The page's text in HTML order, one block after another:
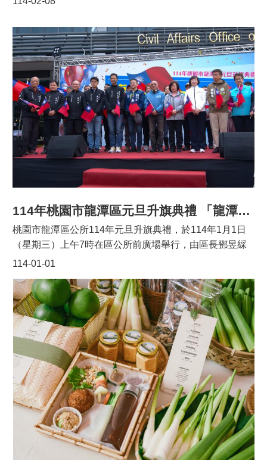
透過此次活動傳遞溫馨與感恩，也喚起社會大眾珍惜與母
為：鍾福妹、翁萬玉英、鄒悅子、楊鍾金銀、秦陳蘭桂、
陳靜妹、古黃初美、徐金桂、林邱瑞蓉、姜桂香、鄒貴
英、羅秀菊、張鄧雪娥、吳芳坪、許彩蓮、陳朱玉雲、周
梅英、潘金枝、鍾吳双鳳、宋秋榮、劉羿蘭、閻淑琴、魏
袁明春、袁雪華、古晏眉、邱春媛、秦葉秋芬、羅秀麟、
謝素美、江束霞、梁秋香、謝榕昀。 桃園市政府長期重視
婦女權益與家庭福祉，並積極依循聯合國永續發展目標
（SDGs），推動多項婦女福利政策，包括「生育津
貼」、「凍卵補助」、「產後心理諮商」、「好孕專車」
及「友善托育2.0」等，致力打造更友善、幸福的城市環
境，讓每一位母親都能獲得更周全的支持與照顧。
色的慶典之一。 「迎古董」起源於龍潭居民農忙後的娛
樂活動，早期以諷刺性的造型道具搭配牛車遊街，展現鄉
民的幽默智慧與創意。今年，活動將結合接財神的傳統信
仰，邀請本市多組團體參與創意踩街，讓古老文化在現代
街頭重現風采。 2025龍潭迎古董踩街活動是由客家局與
龍潭區公所共同辦理，客家局及區公所也都有組隊參加本
次的踩街活動，整場活動在震撼鼓聲中熱鬧開場！起走儀
式由專業表演隊派員敲擊立鼓揭開序曲，邀請桃園市王副
市長及與貴賓共同敲擊平鼓，鼓聲轟隆氣勢磅礴，正式宣
告踩街活動盛大展開！ 王副市長指出，「迎古董」是個
極具意義的傳統歷史文化，早期先民沒有什麼娛樂活動，
便利用裝扮成不同有趣的樣子互相開玩笑，娛樂彼此。本
日「迎古董踩街嘉年華活動」便是利用「迎古董」互相娛
樂的精神，透過號召市民朋友變裝遊街，為「迎古董」這
個傳統習俗注入嶄新的活水，繼續把客家文化發揚光大。
今年踩街隊伍活動報名踴躍，加上表演隊伍，共計29個
隊伍參加，每支隊伍都充分展現創意、熱情與活潑，與現
場民眾進行互動，踩街活動以龍潭運動公園為起點，經過
公園路、五福街、中正路等龍潭主要街道，終點在龍元宮
廟埕設有精彩的定點表演。參與隊伍透過創意裝扮與表
演，傳遞客家文化的深厚內涵。本次第1名為龍星國小、
第2名為龍潭里辦公處、第3名為楊梅區運動舞蹈協會、優
勝分別為桃園市客家文化研究協會、原鄉客家文化藝術
團、百合舞蹈藝術團，最佳服裝獎為大中正社區發展協會
及中興社區發展協會，最佳創意獎為綺麗文化藝術團及桃
園市瑞龍傳藝文化推廣協會。 今日包括立法委員呂玉
玲、桃園市議員徐玉樹、劉熒隆、張肇良、市府客家局長
范姜泰基、龍潭區長鄧昱綵等均一同出席。
114年桃園市龍潭區元旦升旗典禮 「龍潭好young 攜手向前」
114-01-01
桃園市龍潭區公所114年元旦升旗典禮，於114年1月1日
（星期三）上午7時在區公所前廣場舉行，由區長鄧昱綵
率主管團隊參加，當日參加的有立法委員呂玉玲、議員徐
純、各里里長及各社區發展協會理事長等，完成莊嚴又令
人感動的升旗典禮。今年元旦升旗典禮以「龍潭好young
攜手向前」為主題，特別選在區公所廣場前舉行，由龍潭
吉祥物「龍寶」與現場民眾互動，首先由亮亮老師帶來熱
情洋溢的帶動唱，本次亮點是我們龍潭的女兒也是金曲歌
手葉鈺渟演唱她特別為龍潭創作的區歌「時間的河」，接
著由一群活潑的小朋友sen Lin Popcorn(森林爆米花)表演
活力十足的舞蹈，還有龍潭在地團體逗舞兒舞蹈團帶來飛
揚迎向2025的舞蹈表演，並由龍潭高中儀隊展開升旗典禮
序幕，本次安排小朋友領唱國歌，希望能夠為新的一年創
造更好的氣象及展望，快樂迎向燦爛美好的2025！龍潭區
長鄧昱綵表示，2025年第一天舉辦龍潭區元旦升旗典禮，